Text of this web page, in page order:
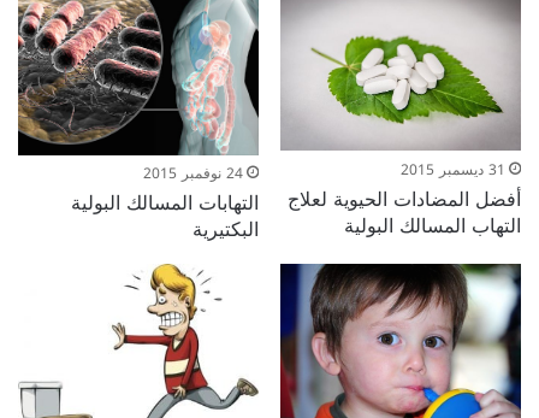
31 ديسمبر 2015
أفضل المضادات الحيوية لعلاج
التهاب المسالك البولية
24 نوفمبر 2015
التهابات المسالك البولية
البكتيرية